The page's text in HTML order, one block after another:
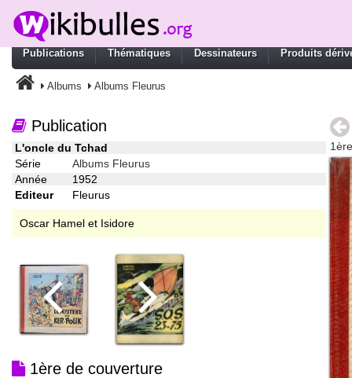
Publications Thématiques Dessinateurs Produits
Albums Albums Fleurus
Publication
L'oncle du Tchad
Série
Albums Fleurus
Année
1952
Editeur
Fleurus
Oscar Hamel et Isidore
1ère de couverture